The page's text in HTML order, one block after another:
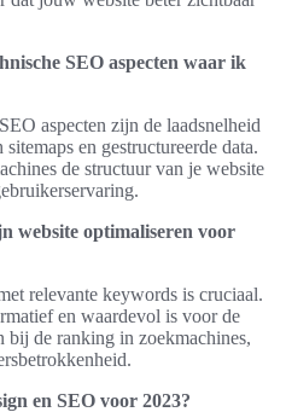
SEO aspecten waar ik
aspecten zijn de laadsnelheid
en gestructureerde data.
de structuur van je website
website optimaliseren voor
relevante keywords is cruciaal.
en waardevol is voor de
bij de ranking in zoekmachines,
en SEO voor 2023?